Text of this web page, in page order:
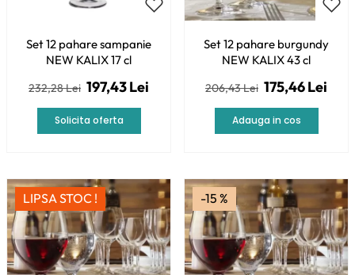
Set 12 pahare sampanie
NEW KALIX 17 cl
232,28 Lei 197,43 Lei
Solicita oferta
Set 12 pahare burgundy
NEW KALIX 43 cl
206,43 Lei 175,46 Lei
Adauga in cos
LIPSA STOC ! -15 %